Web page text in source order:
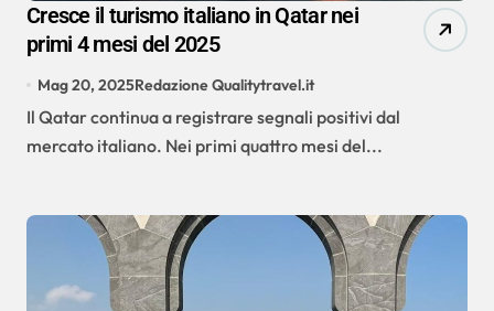
Cresce il turismo italiano in Qatar nei
primi 4 mesi del 2025
Mag 20, 2025Redazione Qualitytravel.it
Il Qatar continua a registrare segnali positivi dal
mercato italiano. Nei primi quattro mesi del...